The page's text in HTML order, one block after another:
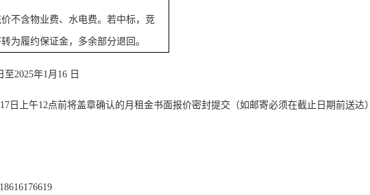
不含物业费、水电费。若中标，竞
为履约保证金，多余部分退回。
至2025年1 月 16 日
日上午12点前将盖章确认的月租金书面报价密封提交（如邮寄必须在截止日期前送达）